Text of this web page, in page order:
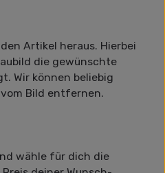
Artikel heraus. Hierbei
die gewünschte
Wir können beliebig
Bild entfernen.
wähle für dich die